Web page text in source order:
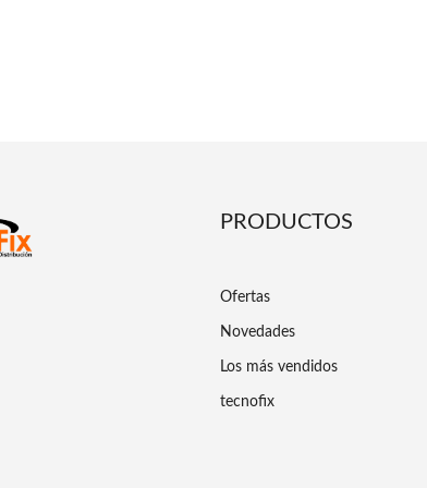
PRODUCTOS
Ofertas
Novedades
Los más vendidos
tecnofix